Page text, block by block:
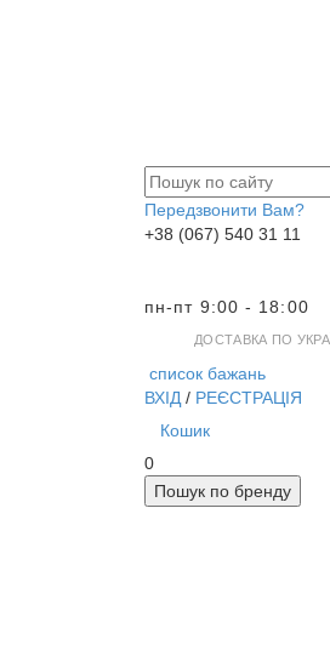
Передзвонити Вам?
+38 (067) 540 31 11
пн-пт 9:00 - 18:00
ДОСТАВКА ПО
список бажань
ВХІД / РЕЄСТРАЦІЯ
Кошик
0
Пошук по бренду